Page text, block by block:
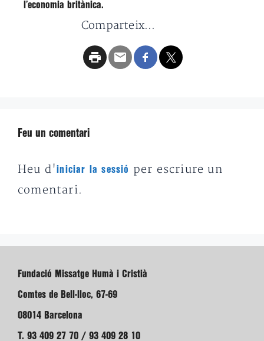
l’economia britànica.
Comparteix...
Feu un comentari
Heu d'iniciar la sessió
per escriure un
comentari.
Fundació Missatge Humà i Cristià
Comtes de Bell-lloc, 67-69
08014 Barcelona
T. 93 409 27 70 / 93 409 28 10